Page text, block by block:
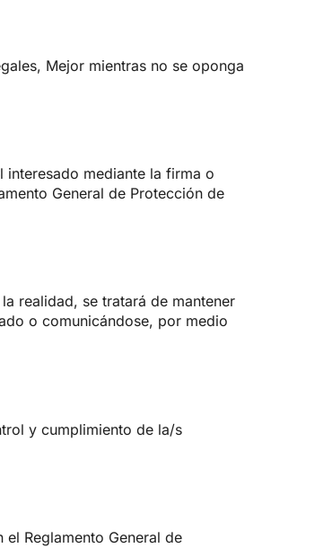
Mejor mientras no se oponga
mediante la firma o
General de Protección de
realidad, se tratará de mantener
o comunicándose, por medio
y cumplimiento de la/s
Reglamento General de